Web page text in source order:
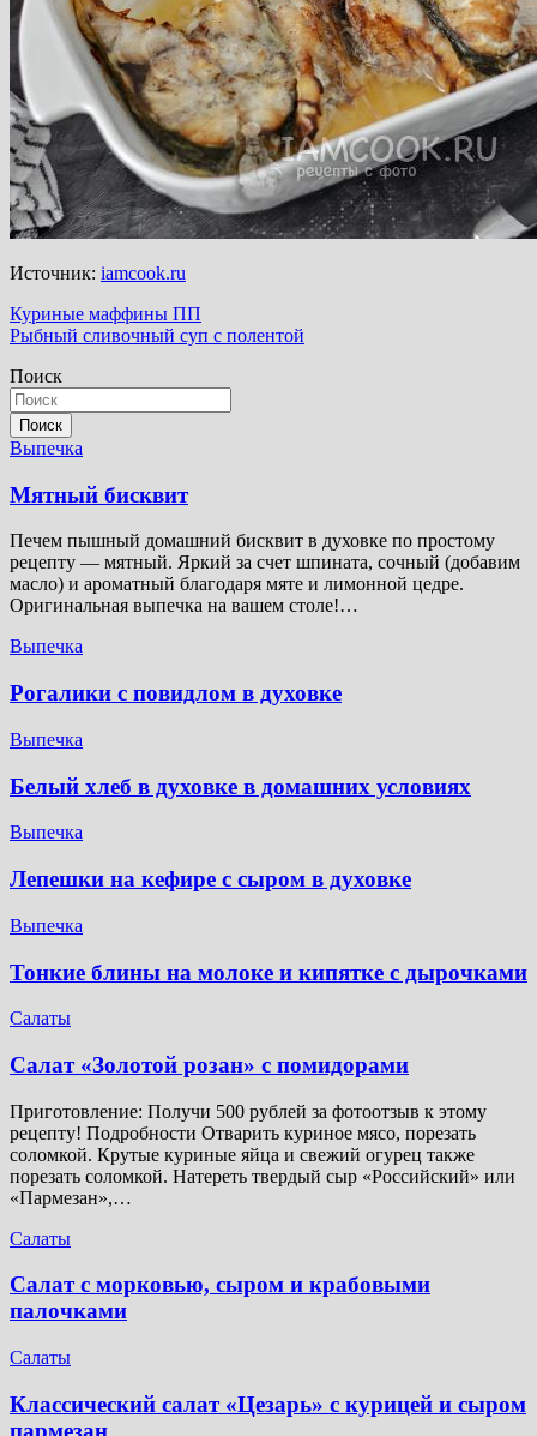
Источник: iamcook.ru
Навигация
по
записям
Куриные маффины ПП
Рыбный сливочный суп с полентой
Поиск
Поиск
Выпечка
Мятный бисквит
Печем пышный домашний бисквит в духовке по простому
рецепту — мятный. Яркий за счет шпината, сочный (добавим
масло) и ароматный благодаря мяте и лимонной цедре.
Оригинальная выпечка на вашем столе!…
Выпечка
Рогалики с повидлом в духовке
Выпечка
Белый хлеб в духовке в домашних условиях
Выпечка
Лепешки на кефире с сыром в духовке
Выпечка
Тонкие блины на молоке и кипятке с дырочками
Салаты
Салат «Золотой розан» с помидорами
Приготовление: Получи 500 рублей за фотоотзыв к этому
рецепту! Подробности Отварить куриное мясо, порезать
соломкой. Крутые куриные яйца и свежий огурец также
порезать соломкой. Натереть твердый сыр «Российский» или
«Пармезан»,…
Салаты
Салат с морковью, сыром и крабовыми
палочками
Салаты
Классический салат «Цезарь» с курицей и сыром
пармезан